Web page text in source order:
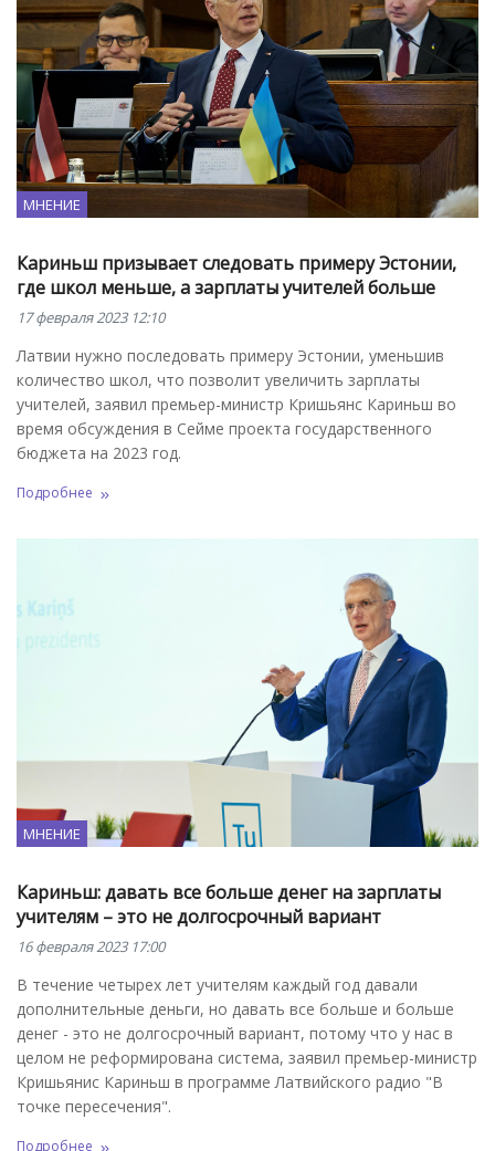
МНЕНИЕ
Кариньш призывает следовать примеру Эстонии,
где школ меньше, а зарплаты учителей больше
17 февраля 2023 12:10
Латвии нужно последовать примеру Эстонии, уменьшив
количество школ, что позволит увеличить зарплаты
учителей, заявил премьер-министр Кришьянс Кариньш во
время обсуждения в Сейме проекта государственного
бюджета на 2023 год.
Подробнее
МНЕНИЕ
Кариньш: давать все больше денег на зарплаты
учителям – это не долгосрочный вариант
16 февраля 2023 17:00
В течение четырех лет учителям каждый год давали
дополнительные деньги, но давать все больше и больше
денег - это не долгосрочный вариант, потому что у нас в
целом не реформирована система, заявил премьер-министр
Кришьянис Кариньш в программе Латвийского радио "В
точке пересечения".
Подробнее